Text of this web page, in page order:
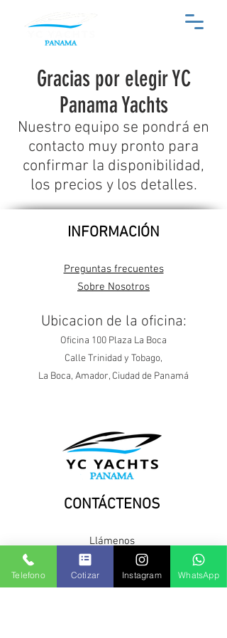
Gracias por elegir YC
Panama Yachts
Nuestro equipo se pondrá en
contacto muy pronto para
confirmar la disponibilidad,
los precios y los detalles.
INFORMACIÓN
Preguntas frecuentes
Sobre Nosotros
Ubicacion de la oficina:
Oficina 100 Plaza La Boca
Calle Trinidad y Tobago,
La Boca, Amador, Ciudad de Panamá
CONTÁCTENOS
Llámenos
Desde EE. UU./ Canadá:
+1 786-250-1757
Panamá:+507 6503 1745
Telefono Cotizar Instagram WhatsApp